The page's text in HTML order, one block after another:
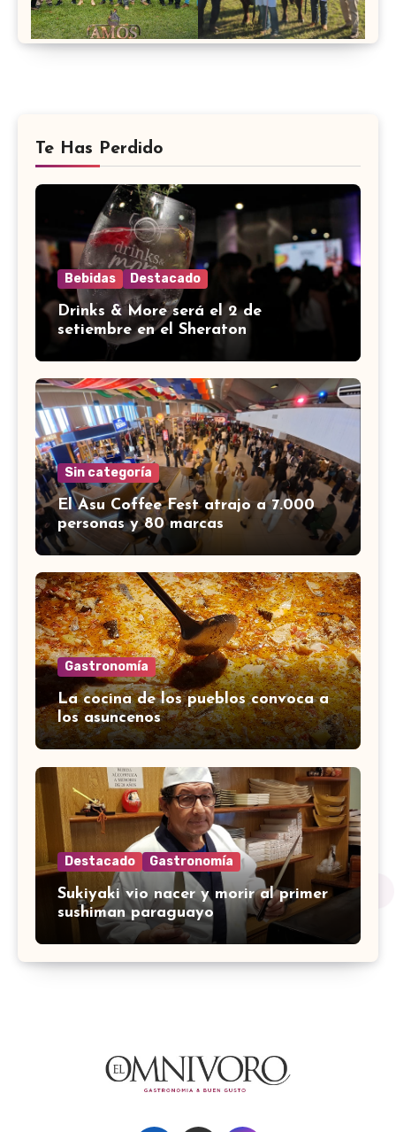
Te Has Perdido
Bebidas Destacado
Drinks & More será el 2 de
setiembre en el Sheraton
Sin categoría
El Asu Coffee Fest atrajo a 7.000
personas y 80 marcas
Gastronomía
La cocina de los pueblos convoca a
los asuncenos
Destacado Gastronomía
Sukiyaki vio nacer y morir al primer
sushiman paraguayo